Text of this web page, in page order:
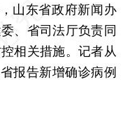
山东省政府新闻办
、省司法厅负责同
相关措施。记者从
报告新增确诊病例